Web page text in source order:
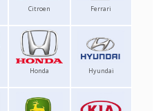
Citroen Ferrari
Honda Hyundai